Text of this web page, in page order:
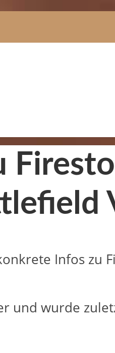
Infos zu
und wurde